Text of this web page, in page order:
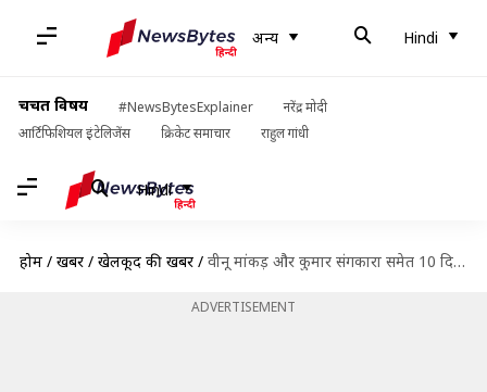
अन्य Hindi
चर्चित विषय #NewsBytesExplainer
नरेंद्र मोदी
आर्टिफिशियल इंटेलिजेंस
क्रिकेट समाचार राहुल गांधी
Hindi
होम / खबरें / खेलकूद की खबरें / वीनू मांकड़ और कुमार संगकारा समेत 10 दिग्गज हुए 'हॉल ऑफ फेम' में शामिल
ADVERTISEMENT